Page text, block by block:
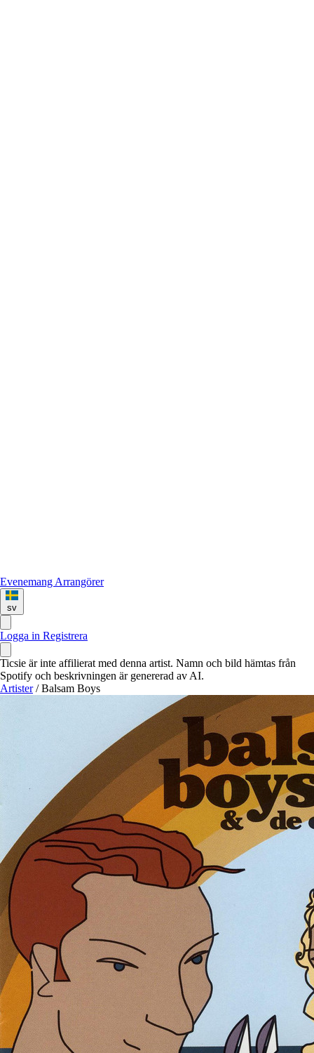
Evenemang Arrangörer
sv
Logga in Registrera
Ticsie är inte affilierat med denna artist. Namn och bild hämtas från
Spotify och beskrivningen är genererad av AI.
Artister / Balsam Boys